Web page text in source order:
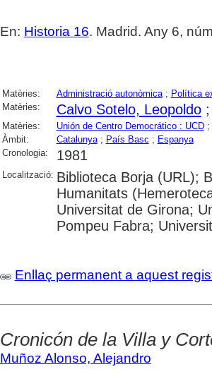
En: Historia 16. Madrid. Any 6,
Matèries: Administració autonòmica; Política
Matèries:
Calvo Sotelo, Leopoldo
Matèries: Unión de Centro Democrático : UCD;
Àmbit:
Catalunya; País Basc ; Espanya
Cronologia:
1981
Localització: Biblioteca Borja (URL);
Humanitats
Universitat de Girona;
Pompeu Fabra;
Enllaç permanent a aquest
Cronicón de la Villa y
Muñoz Alonso, Alejandro